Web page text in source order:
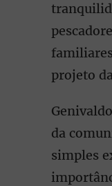
projeto
da
simples